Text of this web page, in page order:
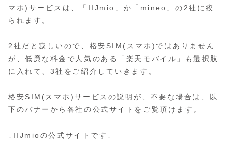
マホ)サービスは、「IIJmio」か「mineo」の2社に絞
られます。
2社だと寂しいので、格安SIM(スマホ)ではありません
が、低廉な料金で人気のある「楽天モバイル」も選択肢
に入れて、3社をご紹介していきます。
格安SIM(スマホ)サービスの説明が、不要な場合は、以
下のバナーから各社の公式サイトをご覧頂けます。
↓IIJmioの公式サイトです↓